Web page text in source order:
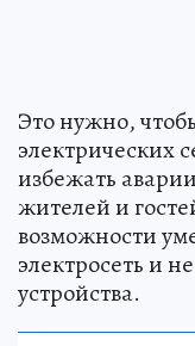
Это нужно,
электрических
избежать
жителей и
возможности
электросеть и
устройства.